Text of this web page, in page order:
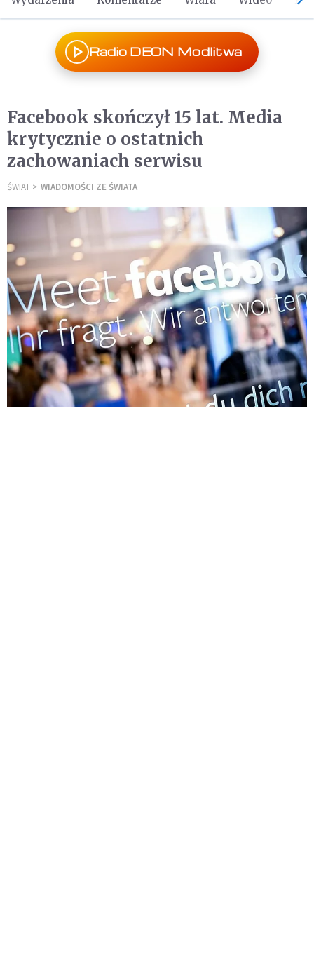
Radio DEON Modlitwa
Facebook skończył 15 lat. Media
krytycznie o ostatnich
zachowaniach serwisu
ŚWIAT WIADOMOŚCI ZE ŚWIATA